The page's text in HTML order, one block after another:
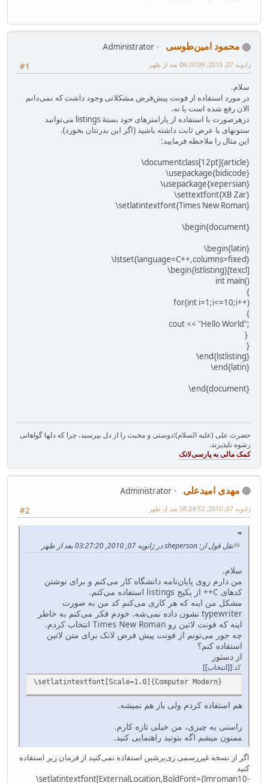
محمود امین‌طوسی
Administrator
#1
ژانویه 07, 2010, 06:20:09 بعد از ظهر
سلام.
در مورد استفاده از فونت پیش‌فرض مشکلاتی وجود داشت که نمی‌دانم
الان رفع شده است یا نه.
درهرصورت با استفاده از پارامترهای خود بستهٔ listings می‌توانید
ستونهای با عرض ثابت داشته باشید (اگر این بدرتتان بخورد).
این مثال را ملاحظه فرمایید:
\documentclass[12pt]{article}
\usepackage{bidicode}
\usepackage{xepersian}
\settextfont{XB Zar}
\setlatintextfont{Times New Roman}
\begin{document}
\begin{latin}
\lstset{language=C++,columns=fixed}
\begin{lstlisting}[texcl]
int main()
{
for(int i=1;i<=10;i++)
{
cout << "Hello World";
}
}
\end{lstlisting}
\end{latin}
\end{document}
حضرت علی (علیه السلام):دوستی و محبت را از دل بپرسید، چرا که دلها گواهانی
رشوه ناپذیرند.
مهدی امیدعلی
Administrator
#2
ژانویه 07, 2010, 06:24:52 بعد از ظهر
نقل قول از: sheperson در ژانویه 07, 2010, 03:27:20 بعد از ظهر
سلام.
من دارم روی پایان‌نامه دانشگاه کار می‌کنم و برای نوشتن
کد‌های C++ از پکیج listings استفاده می‌کنم.
مشکل من اینه که هر کاری می‌کنم کد من به صورت
typewriter نشون داده نمی‌شه. خودم فکر می‌کنم به خاطر
اینه که فونت لاتین رو Times New Roman انتخاب کردم.
چه جور می‌تونم از فونت پیش فرض لاتک برای متن لاتین
استفاده کنم؟
از دستور
کد [انتخاب]
\setlatintextfont[Scale=1.0]{Computer Modern}
هم استفاده کردم ولی باز هم نمیشه.
راستی یه چیزی، من خیلی تازه کارم.
ممنون میشم اگه بتونید راهنمایی کنید.
اگر از نسخه غیررسمی زی‌پرشین استفاده نمی‌کنید از فرمان زیر استفاده
کنید
\setlatintextfont[ExternalLocation,BoldFont={lmroman10-